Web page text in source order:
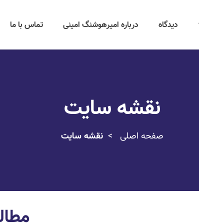
دیدگاه درباره امیرهوشنگ امینی تماس با ما
نقشه سایت
صفحه اصلی نقشه سایت